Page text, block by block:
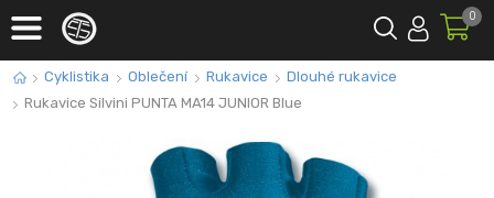
0
Cyklistika Oblečení Rukavice
Dlouhé rukavice
Rukavice Silvini PUNTA MA14 JUNIOR Blue